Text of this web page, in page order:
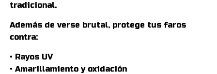
tradicional.
Además de verse brutal, protege tus faros
contra:
• Rayos UV
• Amarillamiento y oxidación